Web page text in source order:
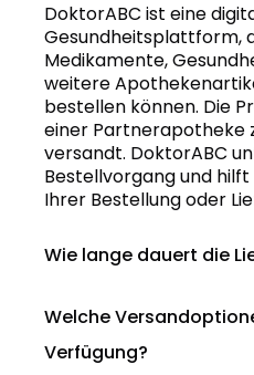
DoktorABC ist eine
Gesundheitsplattform,
Medikamente,
weitere
bestellen können. Die
einer Partnerapotheke
versandt. DoktorABC
Bestellvorgang und
Ihrer Bestellung oder
Wie lange dauert die
Welche
Verfügung?